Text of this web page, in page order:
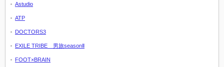
Astudio
ATP
DOCTORS3
EXILE TRIBE 男旅seasonⅡ
FOOT×BRAIN